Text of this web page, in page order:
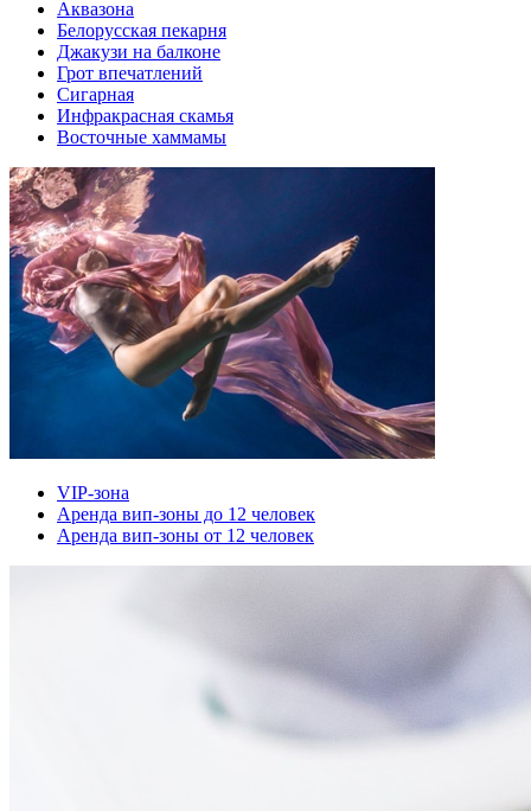
Аквазона
Белорусская пекарня
Джакузи на балконе
Грот впечатлений
Сигарная
Инфракрасная скамья
Восточные хаммамы
VIP-зона
Аренда вип-зоны до 12 человек
Аренда вип-зоны от 12 человек